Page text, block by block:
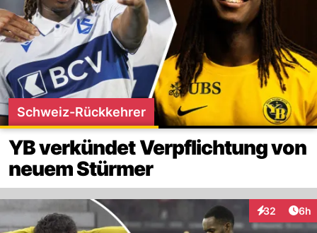
Schweiz-Rückkehrer
YB verkündet Verpflichtung von
neuem Stürmer
32
Interaktionen
6h